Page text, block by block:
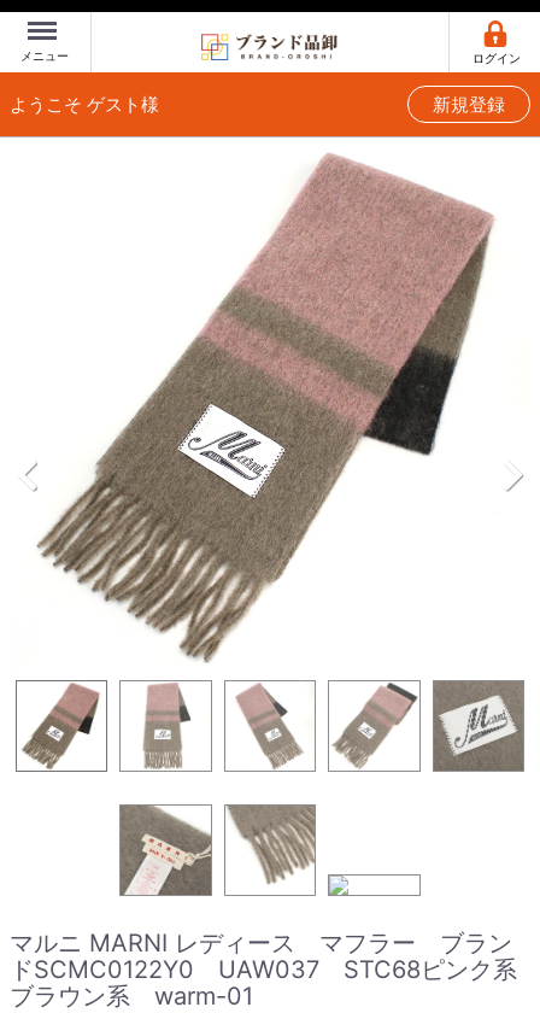
Menu
メニュー ログイン
ようこそ ゲスト様 新規登録
マルニ MARNI レディース マフラー ブラン
ドSCMC0122Y0 UAW037 STC68ピンク系
ブラウン系 warm-01